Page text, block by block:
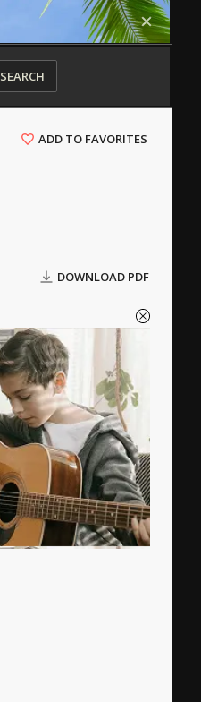
SEARCH
ADD TO FAVORITES
DOWNLOAD PDF